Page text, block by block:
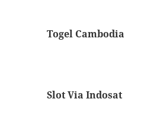
Togel Cambodia
Slot Via Indosat